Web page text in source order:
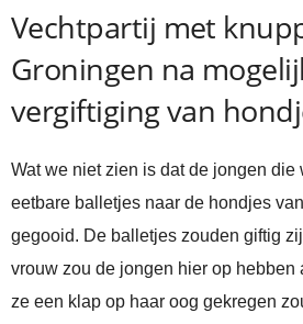
Vechtpartij met
Groningen na
vergiftiging van
Wat we niet zien is dat de jongen die
eetbare balletjes naar de hondjes
gegooid. De balletjes zouden giftig
vrouw zou de jongen hier op hebben
ze een klap op haar oog gekregen